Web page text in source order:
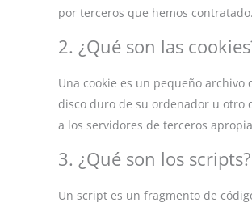
por terceros que hemos
2. ¿Qué son las
Una cookie es un pequeño
disco duro de su ordenador u otro
a los servidores de terceros
3. ¿Qué son los scripts?
Un script es un fragmento de